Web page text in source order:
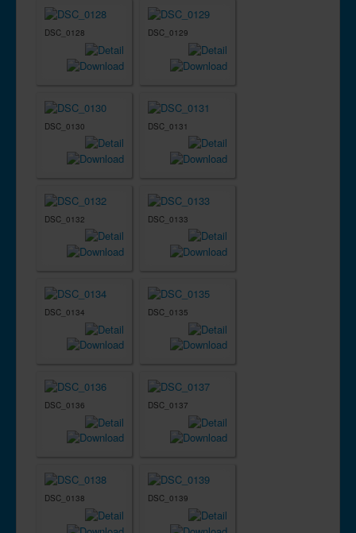
DSC_0128 DSC_0129
DSC_0130 DSC_0131
DSC_0132 DSC_0133
DSC_0134 DSC_0135
DSC_0136 DSC_0137
DSC_0138 DSC_0139